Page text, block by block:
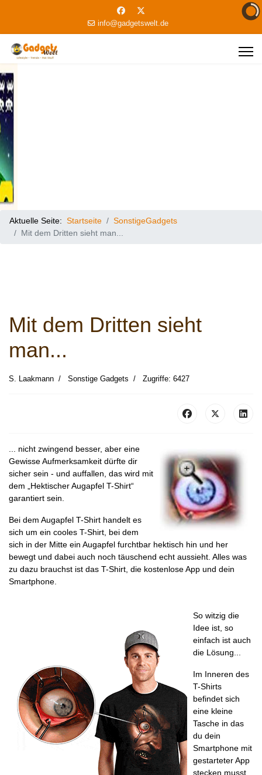
info@gadgetswelt.de
Aktuelle Seite: Startseite
SonstigeGadgets
Mit dem Dritten sieht man...
Mit dem Dritten sieht
man...
S. Laakmann Sonstige Gadgets Zugriffe: 6427
... nicht zwingend besser, aber eine
Gewisse Aufmerksamkeit dürfte dir
sicher sein - und auffallen, das wird mit
dem „Hektischer Augapfel T-Shirt“
garantiert sein.
Bei dem Augapfel T-Shirt handelt es
sich um ein cooles T-Shirt, bei dem
sich in der Mitte ein Augapfel furchtbar hektisch hin und her
bewegt und dabei auch noch täuschend echt aussieht. Alles was
zu dazu brauchst ist das T-Shirt, die kostenlose App und dein
Smartphone.
So witzig die
Idee ist, so
einfach ist auch
die Lösung...
Im Inneren des
T-Shirts
befindet sich
eine kleine
Tasche in das
du dein
Smartphone mit
gestarteter App
stecken musst